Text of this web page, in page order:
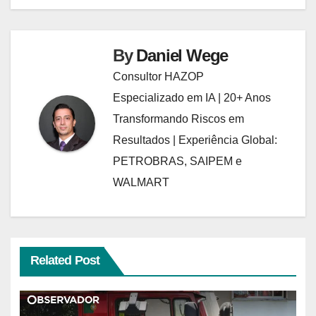
ByDaniel Wege
Consultor HAZOP
Especializado em IA | 20+ Anos
Transformando Riscos em
Resultados | Experiência Global:
PETROBRAS, SAIPEM e
WALMART
Related Post